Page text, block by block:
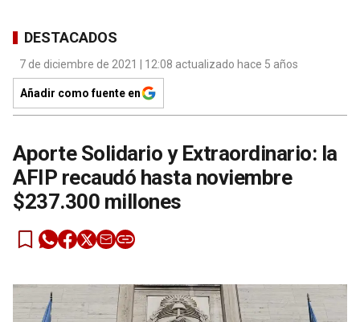
DESTACADOS
7 de diciembre de 2021 | 12:08 actualizado hace 5 años
Añadir como fuente en
Aporte Solidario y Extraordinario: la
AFIP recaudó hasta noviembre
$237.300 millones